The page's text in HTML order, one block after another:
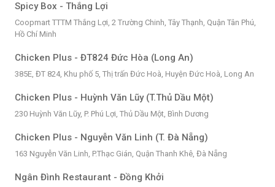
Spicy Box - Thắng Lợi
Coopmart TTTM Thắng Lợi, 2 Trường Chinh, Tây Thạnh, Quận Tân Phú,
Hồ Chí Minh
Chicken Plus - ĐT824 Đức Hòa (Long An)
385E, ĐT 824, Khu phố 5, Thị trấn Đức Hoà, Huyện Đức Hoà, Long An
Chicken Plus - Huỳnh Văn Lũy (T.Thủ Dầu Một)
230 Huỳnh Văn Lũy, P. Phú Lợi, Thủ Dầu Một, Bình Dương
Chicken Plus - Nguyễn Văn Linh (T. Đà Nẵng)
163 Nguyễn Văn Linh, P.Thạc Gián, Quận Thanh Khê, Đà Nẵng
Ngân Đình Restaurant - Đồng Khởi